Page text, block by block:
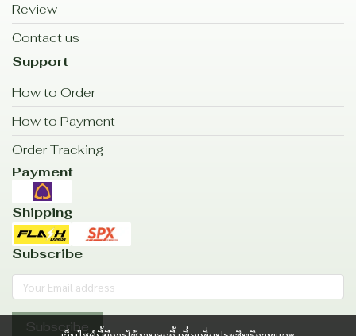
Review
Contact us
Support
How to Order
How to Payment
Order Tracking
Payment
Shipping
Subscribe
Subscribe